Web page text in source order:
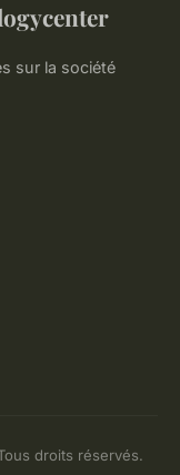
sur la société
droits réservés.